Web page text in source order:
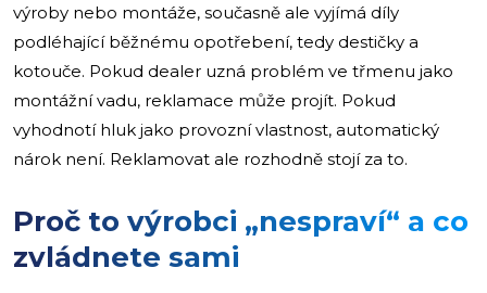
výroby nebo montáže, současně ale vyjímá díly
podléhající běžnému opotřebení, tedy destičky a
kotouče. Pokud dealer uzná problém ve třmenu jako
montážní vadu, reklamace může projít. Pokud
vyhodnotí hluk jako provozní vlastnost, automatický
nárok není. Reklamovat ale rozhodně stojí za to.
Proč to výrobci „nespraví“ a co
zvládnete sami